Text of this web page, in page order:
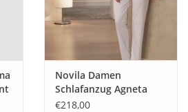
Novila Damen
Schlafanzug Agneta
8707 Modal mit Seide
€218,00